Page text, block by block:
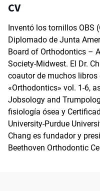
CV
Inventó los tornillos OBS
Diplomado de Junta
Board of Orthodontics –
Society-Midwest. El Dr.
coautor de muchos
«Orthodontics» vol. 1-6,
Jobsology and
fisiología ósea y
University-Purdue
Chang es fundador y
Beethoven Orthodontic